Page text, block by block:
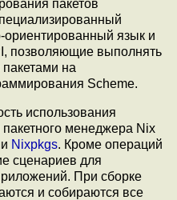
пакетов
язык и
позволяющие выполнять
на
Scheme.
использования
менеджера Nix
Nixpkgs. Кроме операций
сценариев для
При сборке
и собираются все